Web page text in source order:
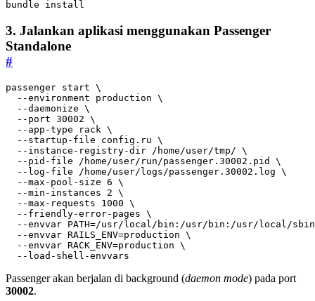
bundle install
3. Jalankan aplikasi menggunakan Passenger
Standalone
#
passenger start
  --environment production
  --daemonize
  --port
30002
  --app-type rack
  --startup-file config.ru
  --instance-registry-dir /home/user/tmp/
  --pid-file /home/user/run/passenger.30002.pid
  --log-file /home/user/logs/passenger.30002.log
  --max-pool-size
6
  --min-instances
2
  --max-requests
1000
  --friendly-error-pages
  --envvar
PATH=/usr/local/bin:/usr/bin:/usr/local/
  --envvar
RAILS_ENV=production
  --envvar
RACK_ENV=production
  --load-shell-envvars
Passenger akan berjalan di background (daemon mode) pada port
30002.